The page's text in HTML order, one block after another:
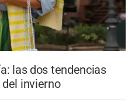
las dos tendencias
invierno